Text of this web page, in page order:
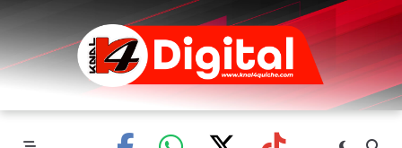
Skip
content